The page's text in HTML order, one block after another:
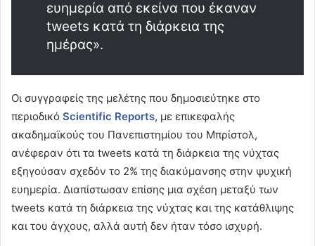
ευημερία από εκείνα που έκαναν
tweets κατά τη διάρκεια της
ημέρας».
Οι συγγραφείς της μελέτης που δημοσιεύτηκε στο
περιοδικό Scientific Reports, με επικεφαλής
ακαδημαϊκούς του Πανεπιστημίου του Μπρίστολ,
ανέφεραν ότι τα tweets κατά τη διάρκεια της νύχτας
εξηγούσαν σχεδόν το 2% της διακύμανσης στην ψυχική
ευημερία. Διαπίστωσαν επίσης μια σχέση μεταξύ των
tweets κατά τη διάρκεια της νύχτας και της κατάθλιψης
και του άγχους, αλλά αυτή δεν ήταν τόσο ισχυρή.